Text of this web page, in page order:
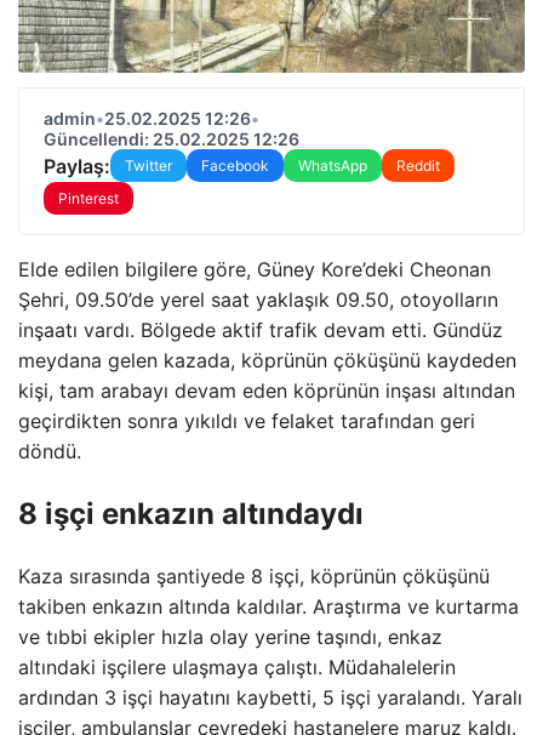
admin•25.02.2025 12:26•
Güncellendi: 25.02.2025 12:26
Paylaş: Twitter Facebook WhatsApp
Reddit
Pinterest
Elde edilen bilgilere göre, Güney Kore’deki Cheonan
Şehri, 09.50’de yerel saat yaklaşık 09.50, otoyolların
inşaatı vardı. Bölgede aktif trafik devam etti. Gündüz
meydana gelen kazada, köprünün çöküşünü kaydeden
kişi, tam arabayı devam eden köprünün inşası altından
geçirdikten sonra yıkıldı ve felaket tarafından geri
döndü.
8 işçi enkazın altındaydı
Kaza sırasında şantiyede 8 işçi, köprünün çöküşünü
takiben enkazın altında kaldılar. Araştırma ve kurtarma
ve tıbbi ekipler hızla olay yerine taşındı, enkaz
altındaki işçilere ulaşmaya çalıştı. Müdahalelerin
ardından 3 işçi hayatını kaybetti, 5 işçi yaralandı. Yaralı
işçiler, ambulanslar çevredeki hastanelere maruz kaldı.